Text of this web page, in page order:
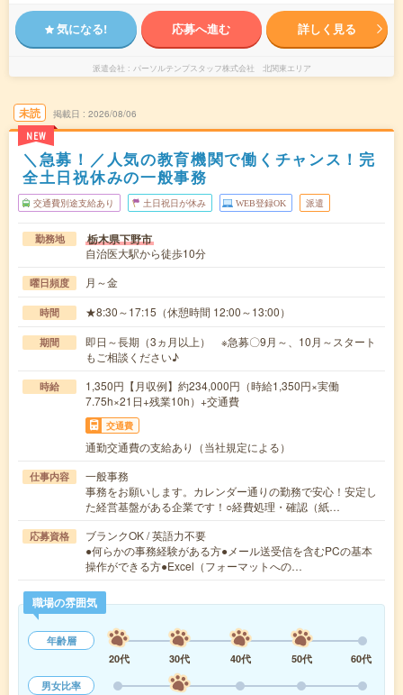
気になる! 応募へ進む 詳しく見る
派遣会社 パーソルテンプスタッフ株式会社 北関東エリア
未読
NEW
掲載日 2026/08/06
＼急募！／人気の教育機関で働くチャンス！完
全土日祝休みの一般事務
交通費別途支給あり 土日祝日が休み WEB登録OK 派遣
勤務地 栃木県下野市
自治医大駅から徒歩10分
曜日頻度 月～金
時間 ★8:30～17:15（休憩時間 12:00～13:00）
期間
即日～長期（3ヵ月以上） ※急募〇9月～、10月～スタート
もご相談ください♪
時給
1,350円【月収例】約234,000円（時給1,350円×実働
7.75h×21日+残業10h）+交通費
交通費
通勤交通費の支給あり（当社規定による）
仕事内容
一般事務
事務をお願いします。カレンダー通りの勤務で安心！安定し
た経営基盤がある企業です！○経費処理・確認（紙…
応募資格
ブランクOK / 英語力不要
●何らかの事務経験がある方●メール送受信を含むPCの基本
操作ができる方●Excel（フォーマットへの…
職場の雰囲気
年齢層
20代
30代 40代 50代
60代
男女比率